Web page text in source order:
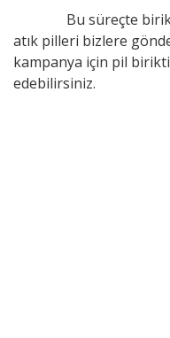
Bu süreçte
atık pilleri bizlere
kampanya için pil
edebilirsiniz.